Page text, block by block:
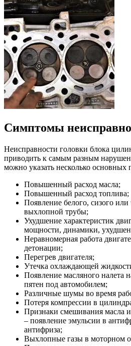
Симптомы
Неисправности головки блока
приводить к самым разным
можно указать несколько основных
Повышенный расход масла;
Повышенный расход топлива;
Появление белого, сизого
выхлопной трубы;
Ухудшение характеристик
мощности, динамики,
Неравномерная работа
детонации;
Перегрев двигателя;
Утечка охлаждающей
Появление масляного налета
пятен под автомобилем;
Различные шумы во время
Потеря компрессии в
Признаки смешивания масла
– появление эмульсии в
антифриза;
Выхлопные газы в моторном